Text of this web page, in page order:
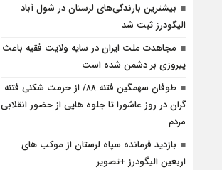
بیشترین بارندگی‌های لرستان در شول آباد
الیگودرز ثبت شد
مجاهدت ملت ایران در سایه ولایت فقیه باعث
پیروزی بر دشمن شده است
طوفان سهمگین فتنه ۸۸/ از حرمت شکنی فتنه
گران در روز عاشورا تا جلوه هایی از حضور انقلابی
مردم
بازدید فرمانده سپاه لرستان از موکب های
اربعین الیگودرز +تصویر